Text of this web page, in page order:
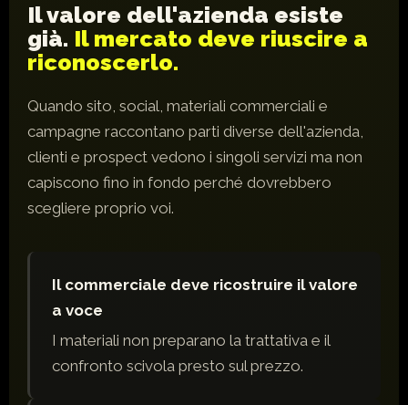
Il valore dell'azienda esiste
già. Il mercato deve riuscire a
riconoscerlo.
Quando sito, social, materiali commerciali e
campagne raccontano parti diverse dell'azienda,
clienti e prospect vedono i singoli servizi ma non
capiscono fino in fondo perché dovrebbero
scegliere proprio voi.
Il commerciale deve ricostruire il valore
a voce
I materiali non preparano la trattativa e il
confronto scivola presto sul prezzo.